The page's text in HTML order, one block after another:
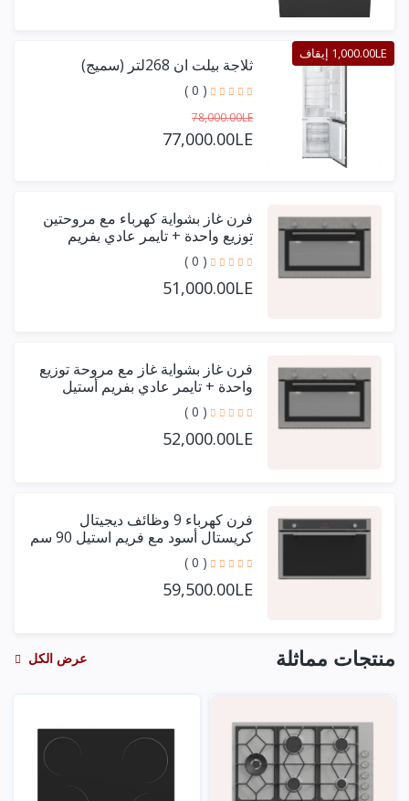
1,000.00LE إيقاف
ثلاجة بيلت ان 268لتر (سميج)
( 0 )
78,000.00LE
77,000.00LE
فرن غاز بشواية كهرباء مع مروحتين
توزيع واحدة + تايمر عادي بفريم
أستيل حرف يو 90 سم
( 0 )
51,000.00LE
فرن غاز بشواية غاز مع مروحة توزيع
واحدة + تايمر عادي بفريم أستيل
حرف يو 90 سم
( 0 )
52,000.00LE
فرن كهرباء 9 وظائف ديجيتال
كريستال أسود مع فريم استيل 90 سم
+ مروحتين توزيع
( 0 )
59,500.00LE
منتجات مماثلة عرض الكل